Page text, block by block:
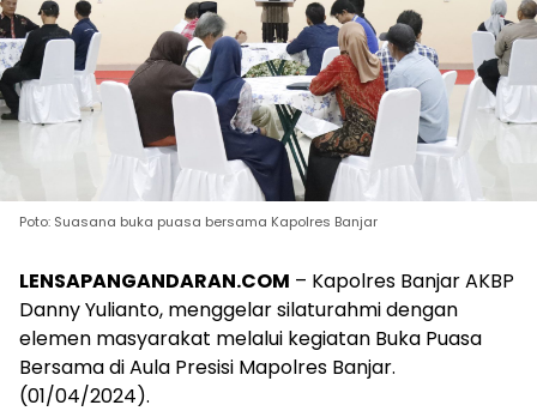
Poto: Suasana buka puasa bersama Kapolres Banjar
LENSAPANGANDARAN.COM – Kapolres Banjar AKBP
Danny Yulianto, menggelar silaturahmi dengan
elemen masyarakat melalui kegiatan Buka Puasa
Bersama di Aula Presisi Mapolres Banjar.
(01/04/2024).